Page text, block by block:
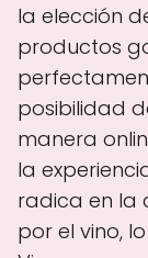
la elección
productos
posibilidad
manera
la
radica en la
por el vino,